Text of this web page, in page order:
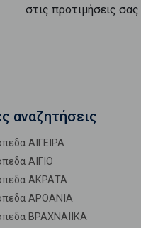
στις προτιμήσεις σας.
αναζητήσεις
ΑΙΓΕΙΡΑ
ΑΙΓΙΟ
ΑΚΡΑΤΑ
ΑΡΟΑΝΙΑ
ΒΡΑΧΝΑΙΙΚΑ